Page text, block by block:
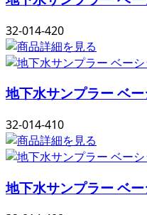
32-014-420
地下水サンプラー ベ
32-014-410
地下水サンプラー ベ